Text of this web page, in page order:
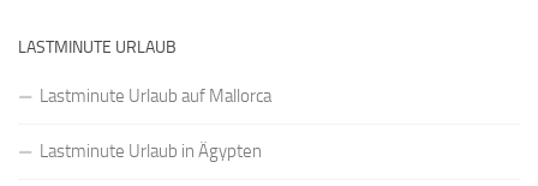
LASTMINUTE URLAUB
Lastminute Urlaub auf Mallorca
Lastminute Urlaub in Ägypten